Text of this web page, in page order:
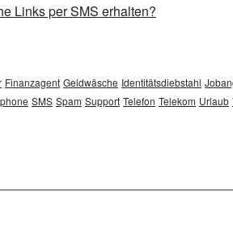
Links per SMS erhalten?
Finanzagent Geldwäsche Identitätsdiebstahl
SMS Spam Support Telefon Telekom Urlaub